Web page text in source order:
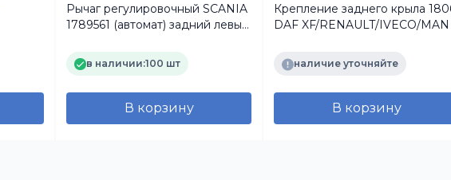
Рычаг регулировочный SCANIA
1789561 (автомат) задний левый
в наличии:100 шт
В корзину
Крепление заднего крыла
DAF XF/RENAULT/IVECO/MAN
наличие уточняйте
В корзину